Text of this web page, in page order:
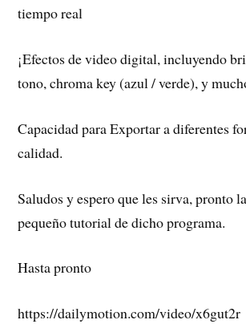
tiempo real
¡Efectos de video digital, incluyendo
tono, chroma key (azul / verde), y
Capacidad para Exportar a diferentes
calidad.
Saludos y espero que les sirva, pronto
pequeño tutorial de dicho programa.
Hasta pronto
https://dailymotion.com/video/x6gut2r